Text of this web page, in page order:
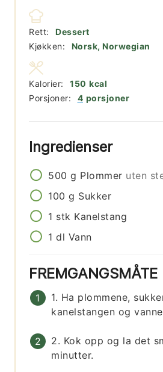
Rett:
Dessert
Kjøkken:
Norsk, Norwegian
Porsjoner: 4 porsjoner
Kalorier: 150 kcal
Ingredienser
500 g Plommer uten
100 g Sukker
1 stk Kanelstang
1 dl Vann
FREMGANGSMÅTE
1. Ha plommene,
kanelstangen og
2. Kok opp og la det
minutter.